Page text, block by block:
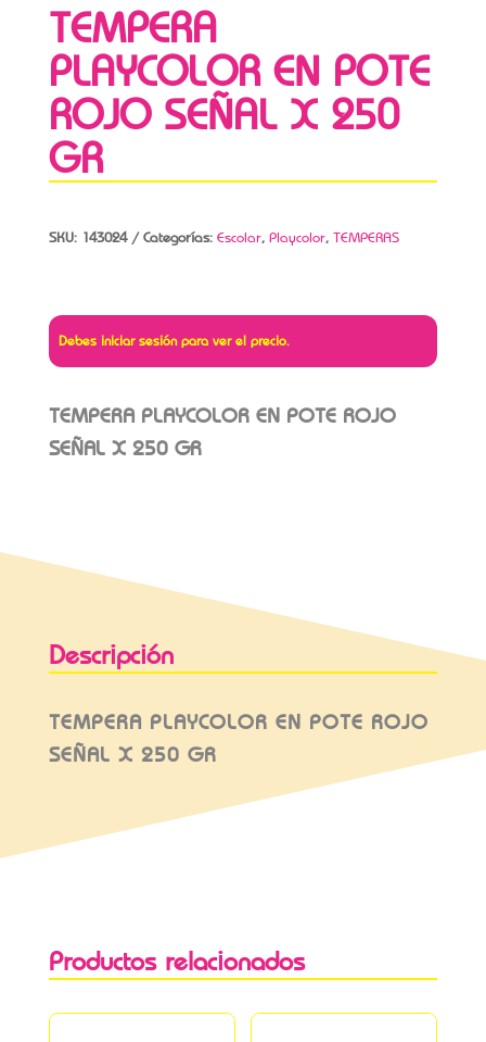
TEMPERA
PLAYCOLOR EN POTE
ROJO SEÑAL X 250
GR
SKU: 143024 Categorías: Escolar, Playcolor, TEMPERAS
Debes iniciar sesión para ver el precio.
TEMPERA PLAYCOLOR EN POTE ROJO
SEÑAL X 250 GR
Descripción
TEMPERA PLAYCOLOR EN POTE ROJO
SEÑAL X 250 GR
Productos relacionados